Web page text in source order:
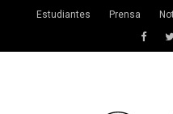
Estudiantes Prensa